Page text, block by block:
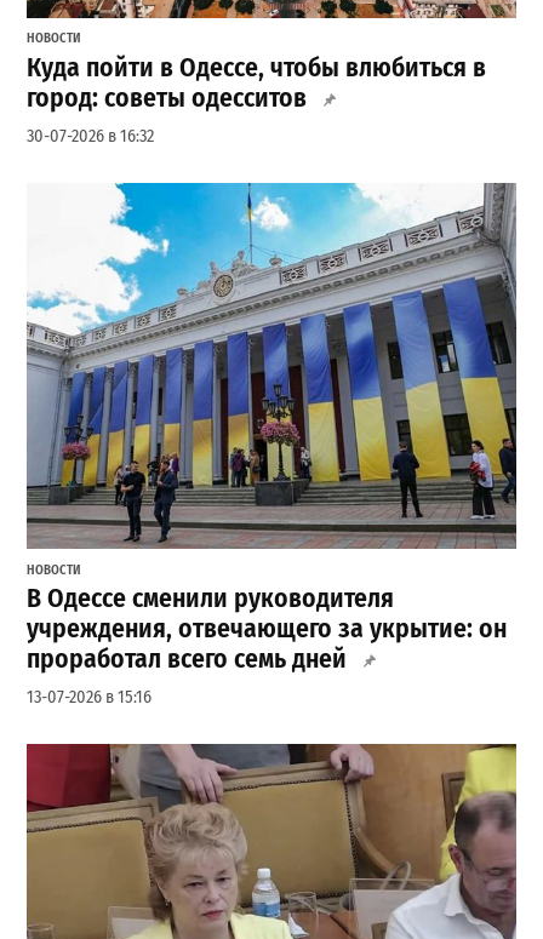
НОВОСТИ
Куда пойти в Одессе, чтобы влюбиться в
город: советы одесситов
30-07-2026 в 16:32
НОВОСТИ
В Одессе сменили руководителя
учреждения, отвечающего за укрытие: он
проработал всего семь дней
13-07-2026 в 15:16